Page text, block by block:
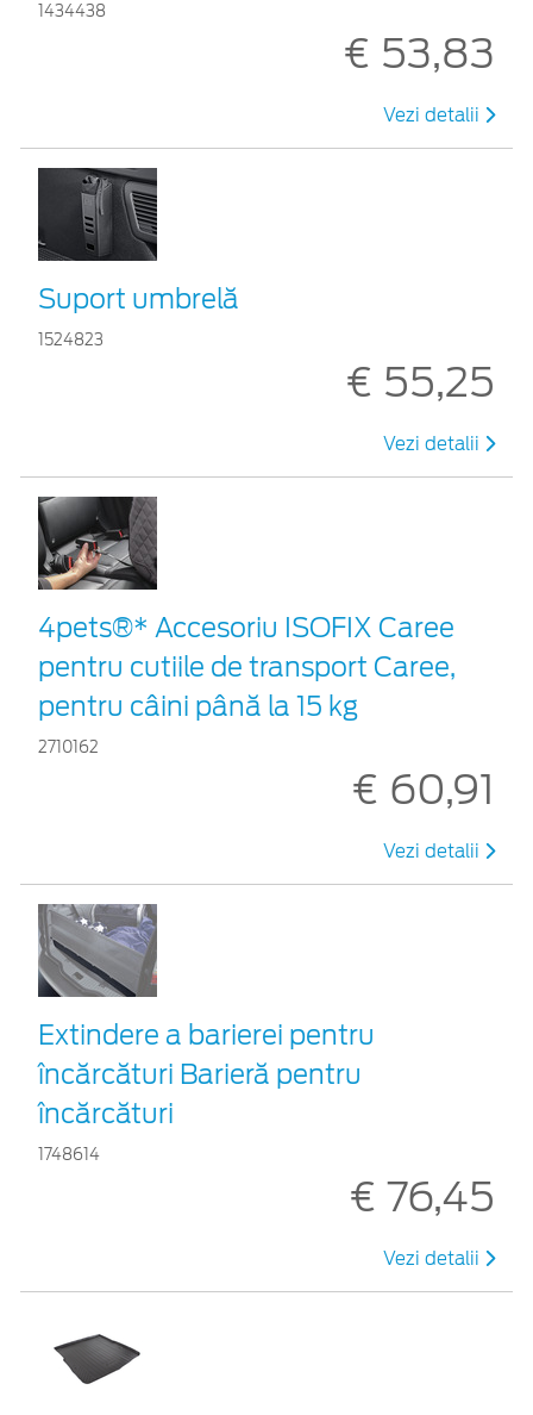
1434438
€ 53,83
Vezi detalii
Suport umbrelă
1524823
€ 55,25
Vezi detalii
4pets®* Accesoriu ISOFIX Caree
pentru cutiile de transport Caree,
pentru câini până la 15 kg
2710162
€ 60,91
Vezi detalii
Extindere a barierei pentru
încărcături Barieră pentru
încărcături
1748614
€ 76,45
Vezi detalii